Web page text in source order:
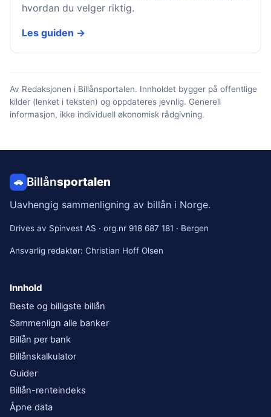
hvordan du velger riktig.
Les guiden →
Av Redaksjonen i Billånsportalen. Innholdet bygger på offentlige
kilder (lenket i teksten) og oppdateres jevnlig. Generell
informasjon, ikke individuell økonomisk rådgivning.
🚗 Billånsportalen
Uavhengig sammenligning av billån i Norge.
Drives av Spinvest AS · org.nr 918 687 181 · Bergen
Ansvarlig redaktør: Christian Hoff Olsen
Innhold
Beste og billigste billån
Sammenlign alle banker
Billån per bank
Billånskalkulator
Guider
Billån-renteindeks
Åpne data